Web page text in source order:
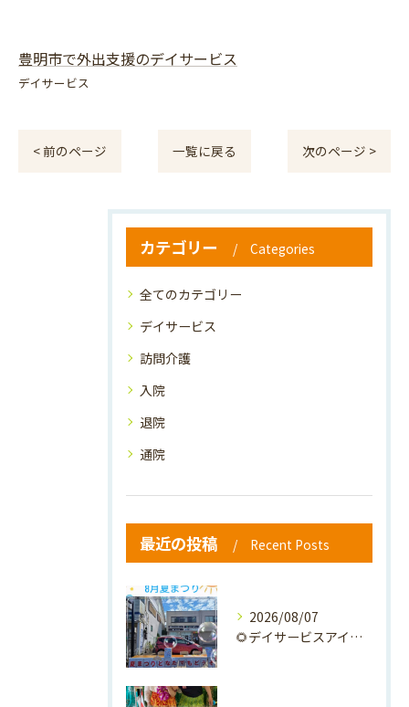
豊明市で外出支援のデイサービス
デイサービス
< 前のページ 一覧に戻る 次のページ >
カテゴリー Categories
全てのカテゴリー
デイサービス
訪問介護
入院
退院
通院
最近の投稿 Recent Posts
2026/08/07
🌻デイサービスアイナの夏祭り🎐